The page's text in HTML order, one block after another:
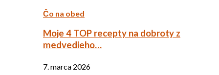
Čo na obed
Moje 4 TOP recepty na dobroty z
medvedieho…
7. marca 2026